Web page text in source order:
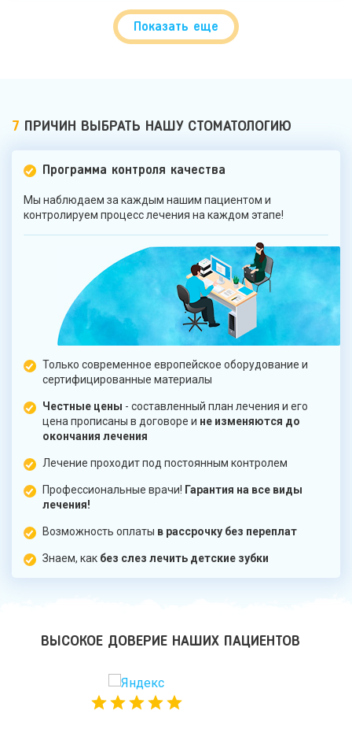
Показать еще
7 ПРИЧИН ВЫБРАТЬ НАШУ СТОМАТОЛОГИЮ
Программа контроля качества
Мы наблюдаем за каждым нашим пациентом и
контролируем процесс лечения на каждом этапе!
Только современное европейское оборудование и
сертифицированные материалы
Честные цены - составленный план лечения и его
цена прописаны в договоре и не изменяются до
окончания лечения
Лечение проходит под постоянным контролем
Профессиональные врачи! Гарантия на все виды
лечения!
Возможность оплаты в рассрочку без переплат
Знаем, как без слез лечить детские зубки
ВЫСОКОЕ ДОВЕРИЕ НАШИХ ПАЦИЕНТОВ